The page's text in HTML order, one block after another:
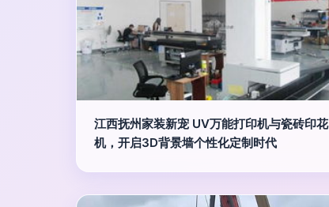
江西抚州家装新宠 UV万能打印机与瓷砖印花
机，开启3D背景墙个性化定制时代